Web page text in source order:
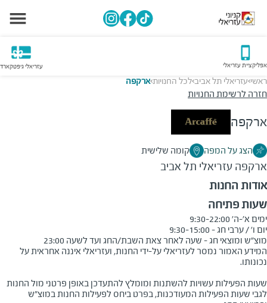
אפליקציית עזריאלי עזריאלי גיפטקארד
ראשי>עזריאלי תל אביב>לכל החנויות>ארקפה
חזרה לרשימת החנויות
ארקפה
הצג על המפה קומה שלישית
ארקפה עזריאלי תל אביב
אודות החנות
שעות פתיחה
מוצ"ש ומוצאי חג - שעה לאחר צאת השבת/החג ועד לשעה 23:00
המידע האמור נמסר לעזריאלי על-ידי החנות, ועזריאלי איננה אחראית על
שעות הפעילות עשויות להשתנות ומומלץ להתעדכן באופן פרטני מול החנות
לגבי שעות הפעילות המעודכנות, בפרט ביחס לפעילות החנות במוצ"ש